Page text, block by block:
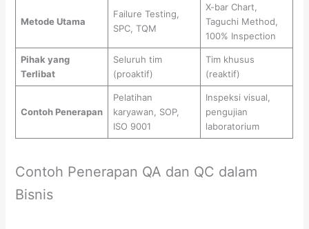
Metode Utama
Failure Testing,
SPC, TQM
X-bar Chart,
Taguchi Method,
100% Inspection
Pihak yang
Terlibat
Seluruh tim
(proaktif)
Tim khusus
(reaktif)
Contoh Penerapan
Pelatihan
karyawan, SOP,
ISO 9001
Inspeksi visual,
pengujian
laboratorium
Contoh Penerapan QA dan QC dalam
Bisnis